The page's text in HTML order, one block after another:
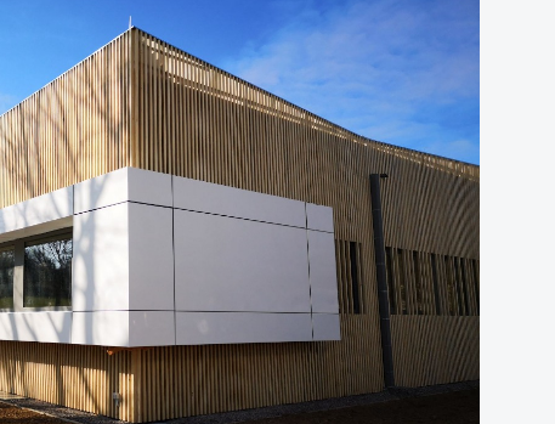
VISITER NOTRE SHOWROOM
VISITER NOTRE SHOWROOM
SHOWROOM
OFFRES D’EMPLOI
NEWS
FAQ